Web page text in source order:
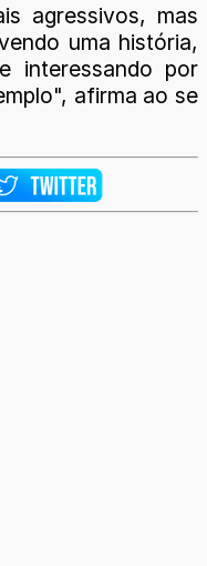
agressivos, mas
uma história,
interessando por
afirma ao se